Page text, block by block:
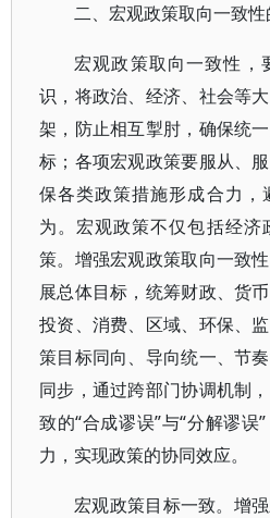
二、宏观政策取向一致
宏观政策取向一致性，
识，将政治、经济、社会等
架，防止相互掣肘，确保统
标；各项宏观政策要服从、
保各类政策措施形成合力，
为。宏观政策不仅包括经济
策。增强宏观政策取向一致
展总体目标，统筹财政、货
投资、消费、区域、环保、
策目标同向、导向统一、节
同步，通过跨部门协调机制
致的“合成谬误”与“分解谬误
力，实现政策的协同效应。
宏观政策目标一致。增